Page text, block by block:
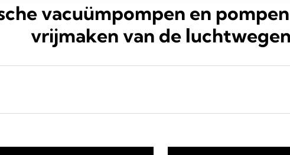
vacuümpompen en
vrijmaken van de luchtwegen